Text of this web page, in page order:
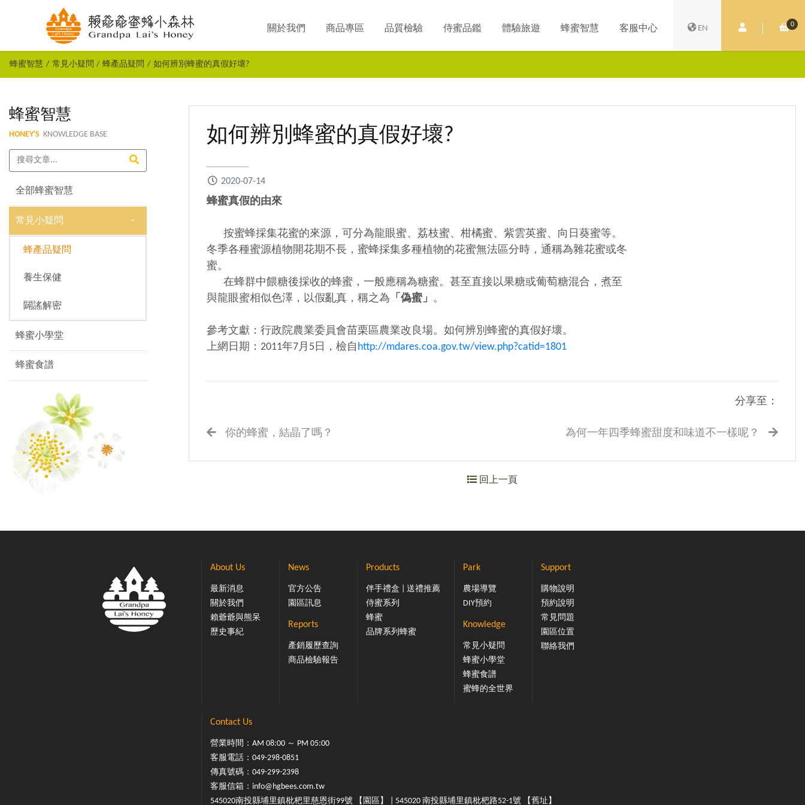
關於我們 商品專區 品質檢驗 侍蜜品鑑 體驗旅遊 蜂蜜智慧 客服中心 EN 會員中心 0
購
蜂蜜智慧 常見小疑問 蜂產品疑問 如何辨別蜂蜜的真假好壞?
蜂蜜智慧
HONEY'S KNOWLEDGE BASE
全部蜂蜜智慧
常見小疑問
蜂產品疑問
養生保健
闢謠解密
蜂蜜小學堂
蜂蜜食譜
如何辨別蜂蜜的真假好壞?
2020-07-14
蜂蜜真假的由來
按蜜蜂採集花蜜的來源，可分為龍眼蜜、荔枝蜜、柑橘蜜、紫雲英蜜、向日葵蜜等。
冬季各種蜜源植物開花期不長，蜜蜂採集多種植物的花蜜無法區分時，通稱為雜花蜜或冬
蜜。
在蜂群中餵糖後採收的蜂蜜，一般應稱為糖蜜。甚至直接以果糖或葡萄糖混合，煮至
與龍眼蜜相似色澤，以假亂真，稱之為 「偽蜜」 。
參考文獻：行政院農業委員會苗栗區農業改良場。如何辨別蜂蜜的真假好壞。
上網日期：2011年7月5日，檢自 http://mdares.coa.gov.tw/view.php?catid=1801
分享至：
你的蜂蜜，結晶了嗎？ 為何一年四季蜂蜜甜度和味道不一樣呢？
回上一頁
About Us
最新消息
關於我們
賴爺爺與熊呆
歷史事紀
News
官方公告
園區訊息
Reports
產銷履歷查詢
商品檢驗報告
Products
伴手禮盒 | 送禮推薦
侍蜜系列
蜂蜜
品牌系列蜂蜜
Park
農場導覽
DIY預約
Knowledge
常見小疑問
蜂蜜小學堂
蜂蜜食譜
蜜蜂的全世界
Support
購物說明
預約說明
常見問題
園區位置
聯絡我們
Contact Us
營業時間：AM 08:00 ～ PM 05:00
客服電話： 049-298-0851
傳真號碼：049-299-2398
客服信箱： info@hgbees.com.tw
545020南投縣埔里鎮枇杷里慈恩街99號 【園區】 | 545020 南投縣埔里鎮枇杷路52-1號 【舊址】